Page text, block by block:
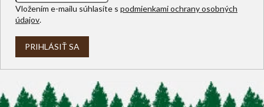
Vložením e-mailu súhlasíte s podmienkami ochrany osobných
údajov.
PRIHLÁSIŤ SA
Z